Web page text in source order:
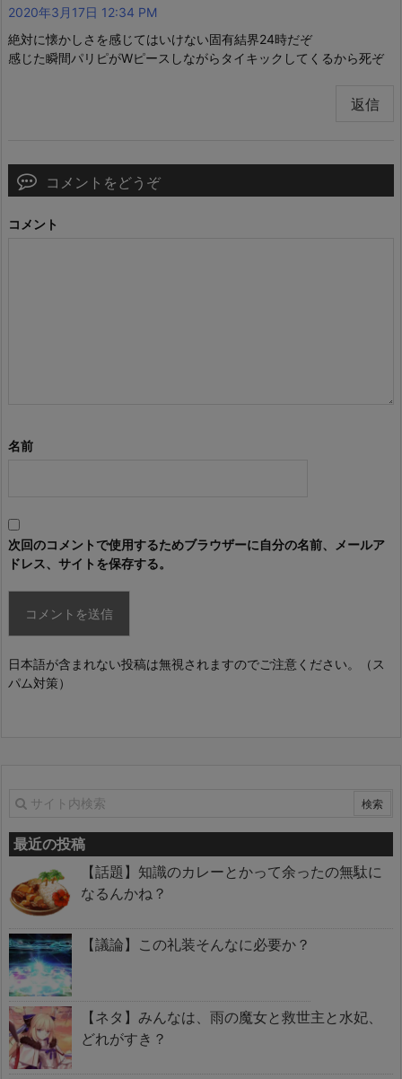
2020年3月17日 12:34 PM
絶対に懐かしさを感じてはいけない固有結界24時だぞ
感じた瞬間パリピがWピースしながらタイキックしてくるから死ぞ
返信
コメントをどうぞ
コメント
名前
次回のコメントで使用するためブラウザーに自分の名前、メールア
ドレス、サイトを保存する。
日本語が含まれない投稿は無視されますのでご注意ください。（ス
パム対策）
最近の投稿
【話題】知識のカレーとかって余ったの無駄に
なるんかね？
【議論】この礼装そんなに必要か？
【ネタ】みんなは、雨の魔女と救世主と水妃、
どれがすき？